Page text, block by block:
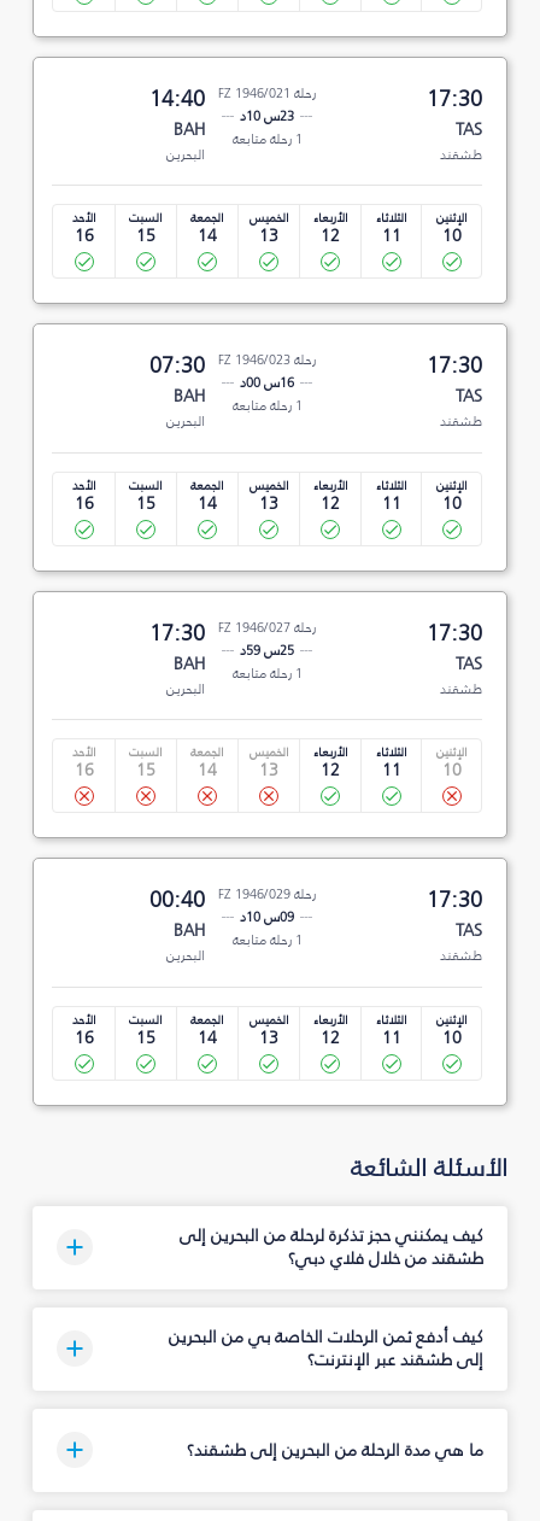
17:30
TAS
طشقند
رحلة FZ 1946/021
23س 10د
1 رحلة متابعة
14:40
BAH
البحرين
الإثنين
10
الثلاثاء
11
الأربعاء
12
الخميس
13
الجمعة
14
السبت
15
الأحد
16
17:30
TAS
طشقند
رحلة FZ 1946/023
16س 00د
1 رحلة متابعة
07:30
BAH
البحرين
الإثنين
10
الثلاثاء
11
الأربعاء
12
الخميس
13
الجمعة
14
السبت
15
الأحد
16
17:30
TAS
طشقند
رحلة FZ 1946/027
25س 59د
1 رحلة متابعة
17:30
BAH
البحرين
الإثنين
10
الثلاثاء
11
الأربعاء
12
الخميس
13
الجمعة
14
السبت
15
الأحد
16
17:30
TAS
طشقند
رحلة FZ 1946/029
09س 10د
1 رحلة متابعة
00:40
BAH
البحرين
الإثنين
10
الثلاثاء
11
الأربعاء
12
الخميس
13
الجمعة
14
السبت
15
الأحد
16
الأسئلة الشائعة
كيف يمكنني حجز تذكرة لرحلة من البحرين إلى
طشقند من خلال فلاي دبي؟
كيف أدفع ثمن الرحلات الخاصة بي من البحرين
إلى طشقند عبر الإنترنت؟
ما هي مدة الرحلة من البحرين إلى طشقند؟